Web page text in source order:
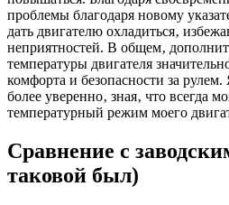
проблемы благодаря новому
дать двигателю охладиться‚
неприятностей. В общем‚
температуры двигателя
комфорта и безопасности за рулем.
более уверенно‚ зная‚ что всегда
температурный режим моего
Сравнение с
таковой был)